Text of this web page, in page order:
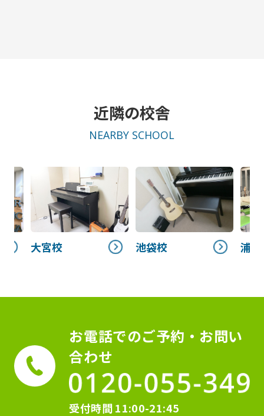
近隣の校舎
NEARBY SCHOOL
大宮校 池袋校 浦
お電話でのご予約・お問い
合わせ
受付時間11:00-21:45